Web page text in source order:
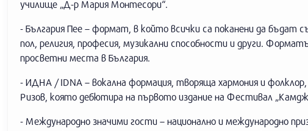
училище „Д-р Мария Монтесори“.
- България Пее – формат, в който всички са поканени да бъдат
пол, религия, професия, музикални способности и други.
просветни места в България.
- ИДНА / IDNA – вокална формация, творяща хармония и
Ризов, която дебютира на първото издание на Фестивал
- Международно значими гости – национално и международно